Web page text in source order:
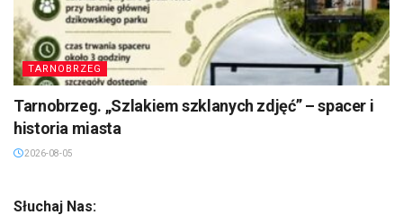
TARNOBRZEG
Tarnobrzeg. „Szlakiem szklanych zdjęć” – spacer i
historia miasta
2026-08-05
Słuchaj Nas: